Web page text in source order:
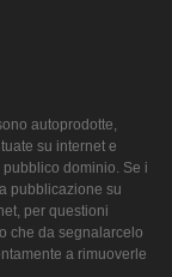
autoprodotte,
su internet e
dominio. Se i
pubblicazione su
per questioni
che da segnalarcelo
a rimuoverle